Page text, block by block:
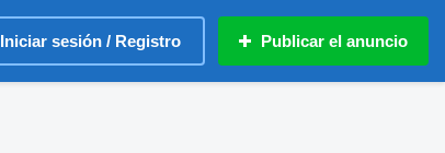
Iniciar sesión / Registro Publicar el anuncio